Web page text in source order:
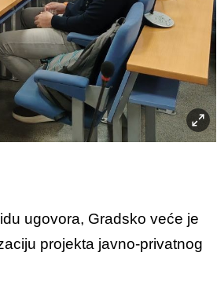
ugovora, Gradsko veće je
projekta javno-privatnog